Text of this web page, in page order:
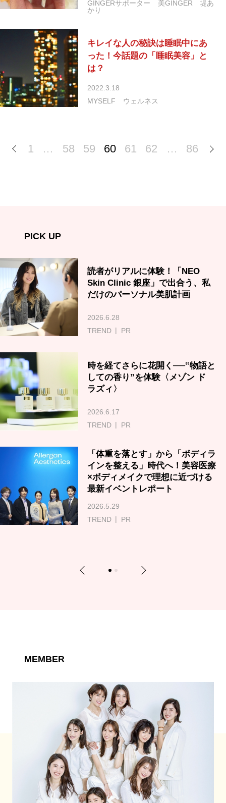
GINGERサポーター 美GINGER
堤あ
かり
キレイな人の秘訣は睡眠中にあ
った！今話題の「睡眠美容」と
は？
2022.3.18
MYSELF
ウェルネス
1 … 58 59 60 61 62 … 86
PICK UP
読者がリアルに体験！「NEO
Skin Clinic 銀座」で出合う、私
だけのパーソナル美肌計画
2026.6.28
TREND
PR
時を経てさらに花開く──‟物語と
しての香り”を体験〈メゾン ド
ラズィ〉
2026.6.17
TREND
PR
「体重を落とす」から「ボディラ
インを整える」時代へ！美容医療
×ボディメイクで理想に近づける
最新イベントレポート
2026.5.29
TREND
PR
Previous 1 2 Next
MEMBER